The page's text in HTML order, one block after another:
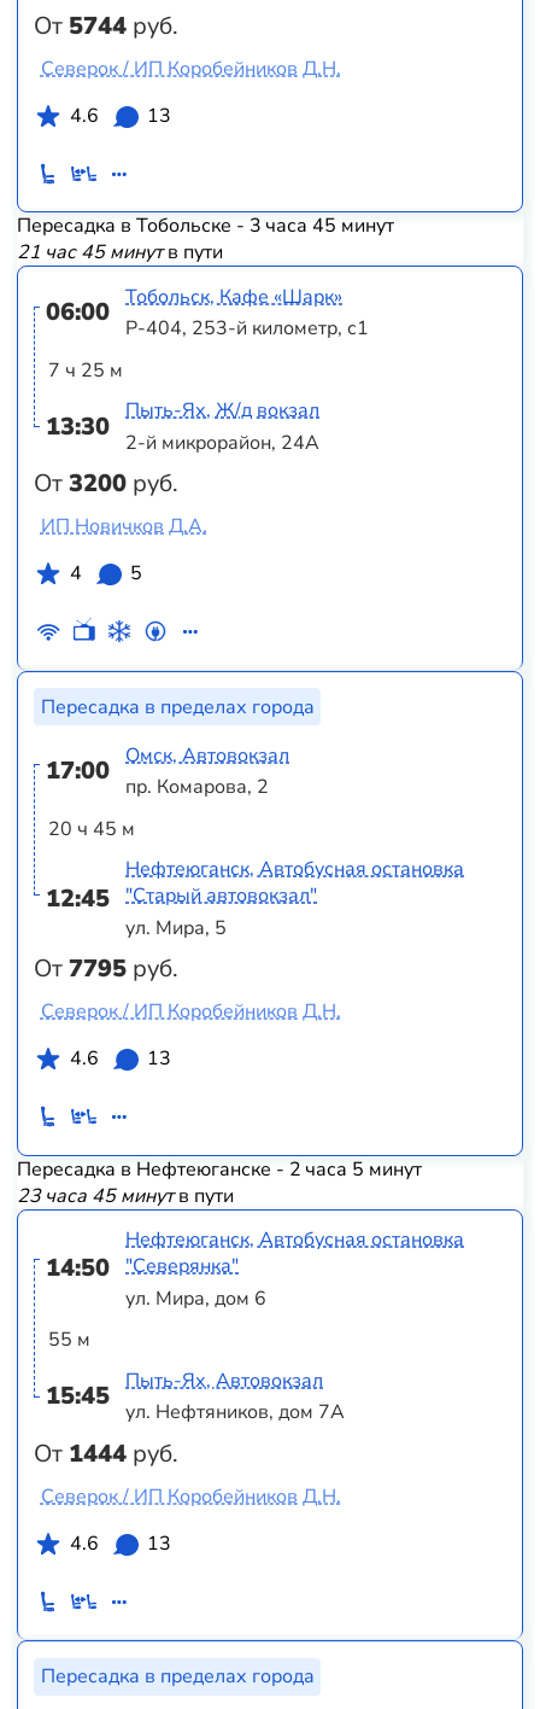
От 5744 руб.
Северок / ИП Коробейников Д.Н.
4.6
13
Пересадка в Тобольске - 3 часа 45 минут
21 час 45 минутв пути
06:00
7 ч 25 м
13:30
От3200 руб.
Тобольск, Кафе «Шарк»
Р-404, 253-й километр, с1
Пыть-Ях, Ж/д вокзал
2-й микрорайон, 24А
ИП Новичков Д.А.
4
5
Пересадка в пределах города
17:00
20 ч 45 м
12:45
От7795 руб.
Омск, Автовокзал
пр. Комарова, 2
Нефтеюганск, Автобусная остановка
"Старый автовокзал"
ул. Мира, 5
Северок / ИП Коробейников Д.Н.
4.6
13
Пересадка в Нефтеюганске - 2 часа 5 минут
23 часа 45 минутв пути
14:50
55 м
15:45
От 1444 руб.
Нефтеюганск, Автобусная остановка
"Северянка"
ул. Мира, дом 6
Пыть-Ях, Автовокзал
ул. Нефтяников, дом 7А
Северок / ИП Коробейников Д.Н.
4.6
13
Пересадка в пределах города